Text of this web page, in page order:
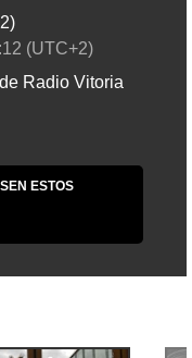
(UTC+2)
Radio Vitoria
ESTOS